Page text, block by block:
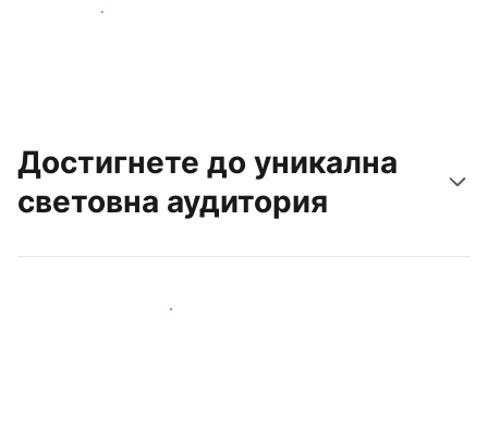
Започнете днес
Достигнете до уникална
световна аудитория
Достигнете до нови гости днес